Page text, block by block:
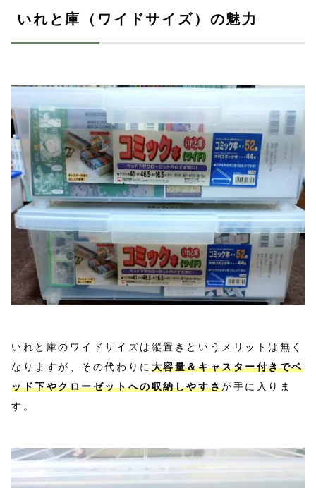
いれと庫（ワイドサイズ）の魅力
いれと庫のワイドサイズは縦置きというメリットは無く
なりますが、その代わりに 大容量＆キャスター付きでベ
ッド下やクローゼットへの収納しやすさが手に入りま
す。